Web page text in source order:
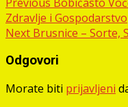
navigation
Zdravlje i Gospodarstvo
Next Brusnice – Sorte,
Odgovori
Morate biti prijavljeni